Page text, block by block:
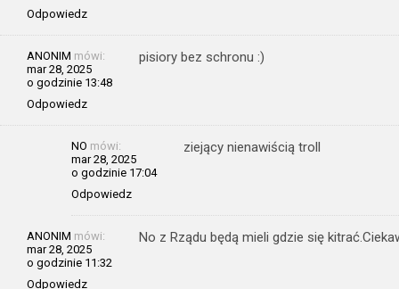
Odpowiedz
ANONIM mówi:
mar 28, 2025
o godzinie 13:48
Odpowiedz
pisiory bez schronu :)
NO mówi:
mar 28, 2025
o godzinie 17:04
Odpowiedz
ziejący nienawiścią troll
ANONIM mówi:
mar 28, 2025
o godzinie 11:32
Odpowiedz
No z Rządu będą mieli gdzie się